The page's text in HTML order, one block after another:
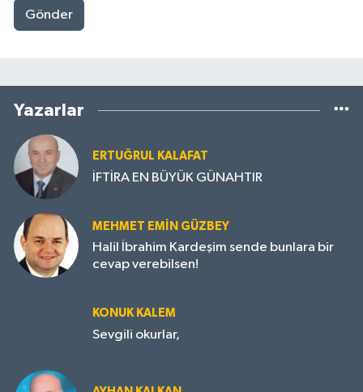
Gönder
Yazarlar
ERTUĞRUL KALAFAT
İFTİRA EN BÜYÜK GÜNAHTIR
MEHMET EMIN GÜZBEY
Halil İbrahim Kardeşim sende bunlara bir
cevap verebilsen!
KONUK KALEM
Sevgili okurlar,